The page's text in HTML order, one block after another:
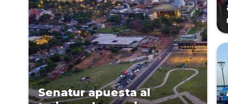
Senatur apuesta al